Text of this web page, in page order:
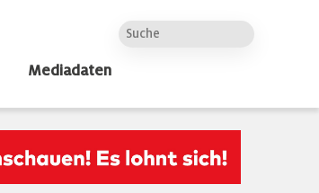
Mediadaten